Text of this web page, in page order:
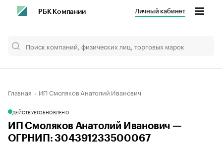
РБК Компании Личный кабинет
Главная ИП Смоляков Анатолий Иванович
ДЕЙСТВУЕТОБНОВЛЕНО
ИП Смоляков Анатолий Иванович —
ОГРНИП: 304391233500067